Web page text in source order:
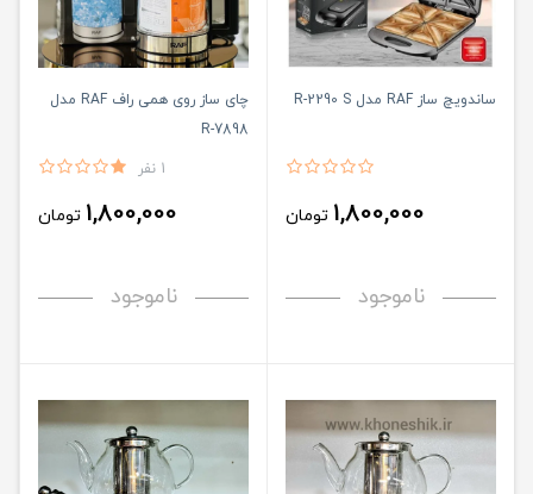
ساندویچ ساز RAF مدل R-2290 S
1,800,000 تومان
ناموجود
چای ساز روی همی راف RAF مدل
R-7898
1 نفر
1,800,000 تومان
ناموجود